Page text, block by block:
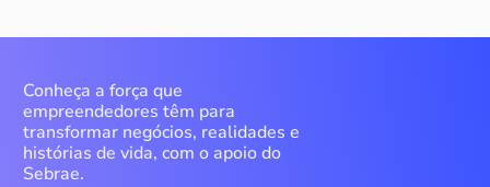
Conheça a força que
empreendedores têm para
transformar negócios, realidades e
histórias de vida, com o apoio do
Sebrae.